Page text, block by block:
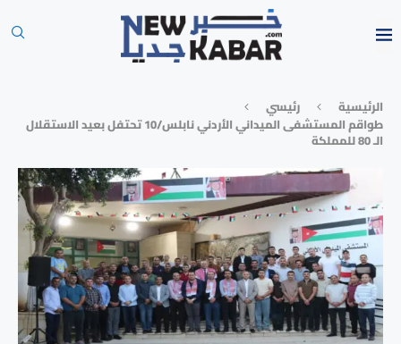
الرئيسية
رئيسي
طواقم المستشفى الميداني الأردني نابلس/10 تحتفل بعيد الاستقلال
الـ 80 للمملكة